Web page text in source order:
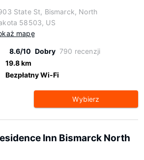
State St, Bismarck, North
58503, US
mapę
8.6/10 Dobry 790 recenzji
19.8 km
Bezpłatny Wi-Fi
Wybierz
Inn Bismarck North